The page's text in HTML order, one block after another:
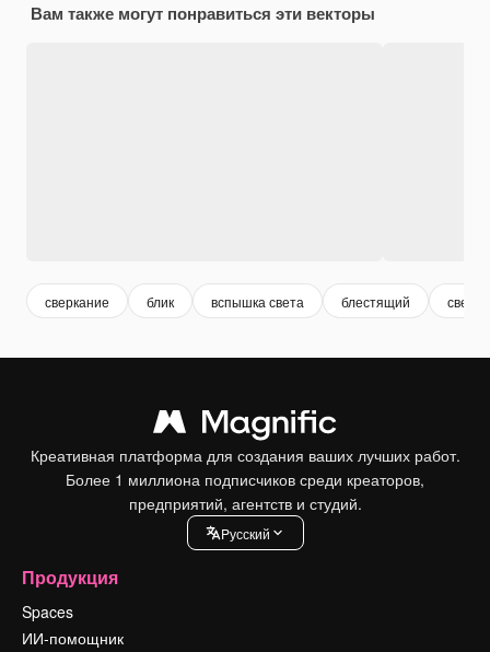
Вам также могут понравиться эти векторы
сверкание блик вспышка света блестящий свет
Креативная платформа для создания ваших лучших работ.
Более 1 миллиона подписчиков среди креаторов,
предприятий, агентств и студий.
Pусский
Продукция
Spaces
ИИ-помощник